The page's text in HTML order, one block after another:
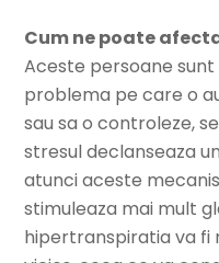
Cum ne poate
Aceste persoane
problema pe care o
sau sa o controleze,
stresul declanseaza
atunci aceste
stimuleaza mai mult
hipertranspiratia va fi